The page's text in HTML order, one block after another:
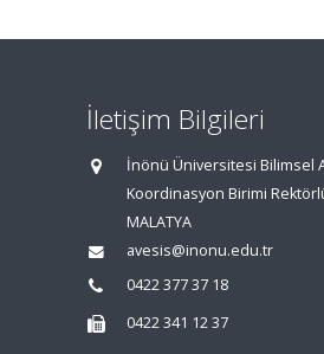
İletişim Bilgileri
İnönü Üniversitesi Bilimsel
Koordinasyon Birimi
MALATYA
avesis@inonu.edu.tr
0422 377 37 18
0422 341 12 37